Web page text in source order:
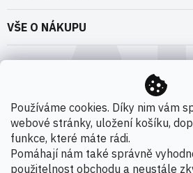
Používáme cookies. Díky nim vám
webové stránky, uložení košíku,
funkce, které máte rádi.
Pomáhají nám také správně
použitelnost obchodu a neustále
O nás
Naše dokumenty
Kontakty
Novinky
VŠE O NÁKUPU
Doprava a platba
VOP pro spotřebitele - fyzické osoby
VOP pro nakupující podnikatele
VOP Letectví / GT&C Aerospace
Zpracování osobních údajů
Kamenná prodejna
Možnosti platby